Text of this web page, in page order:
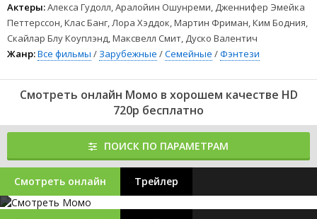
Актеры:Алекса Гудолл, Аралойин Ошунреми, Дженнифер Эмейка
Петтерссон, Клас Банг, Лора Хэддок, Мартин Фриман, Ким Бодния,
Скайлар Блу Коуплэнд, Максвелл Смит, Дуско Валентич
Жанр:Все фильмы / Зарубежные /Семейные /Фэнтези
Смотреть онлайн Момо в хорошем качестве HD
720p бесплатно
ПОИСК ПО ПАРАМЕТРАМ
Смотреть онлайн Трейлер